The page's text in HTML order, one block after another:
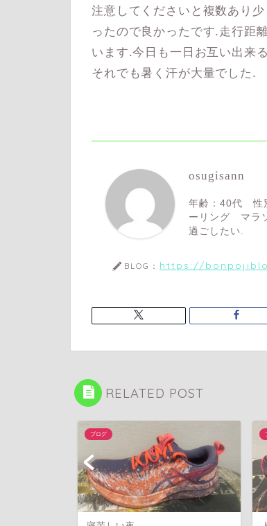
注意してくださいと複数あり
ったので良かったです.走行距
います.今日も一日お互い出来
それでも暑く汗が大量でした.
osugisann
年齢：40代 性
ーリング マラ
過ごしたい.
BLOG： https://
RELATED POST
ブログ